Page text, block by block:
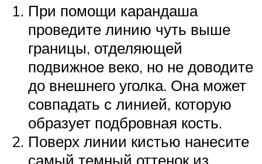
При помощи карандаша
проведите линию чуть выше
границы, отделяющей
подвижное веко, но не доводите
до внешнего уголка. Она может
совпадать с линией, которую
образует подбровная кость.
Поверх линии кистью нанесите
самый темный оттенок из